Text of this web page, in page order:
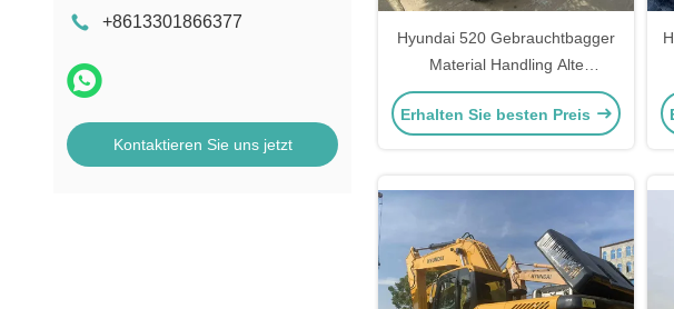
+8613301866377
Kontaktieren Sie uns jetzt
Hyundai 520 Gebrauchtbagger
Material Handling Alte
Baumaschinen
Erhalten Sie besten Preis